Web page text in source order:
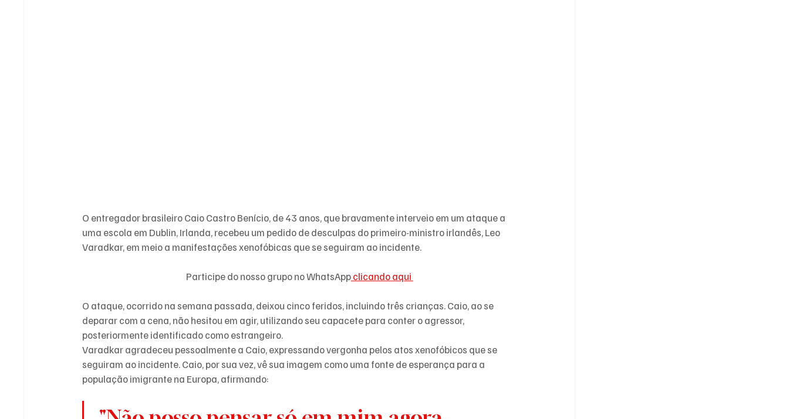
O entregador brasileiro Caio Castro Benício, de 43 anos, que bravamente interveio em um ataque a
uma escola em Dublin, Irlanda, recebeu um pedido de desculpas do primeiro-ministro irlandês, Leo
Varadkar, em meio a manifestações xenofóbicas que se seguiram ao incidente.
Participe do nosso grupo no WhatsApp clicando aqui
O ataque, ocorrido na semana passada, deixou cinco feridos, incluindo três crianças. Caio, ao se
deparar com a cena, não hesitou em agir, utilizando seu capacete para conter o agressor,
posteriormente identificado como estrangeiro.
Varadkar agradeceu pessoalmente a Caio, expressando vergonha pelos atos xenofóbicos que se
seguiram ao incidente. Caio, por sua vez, vê sua imagem como uma fonte de esperança para a
população imigrante na Europa, afirmando: